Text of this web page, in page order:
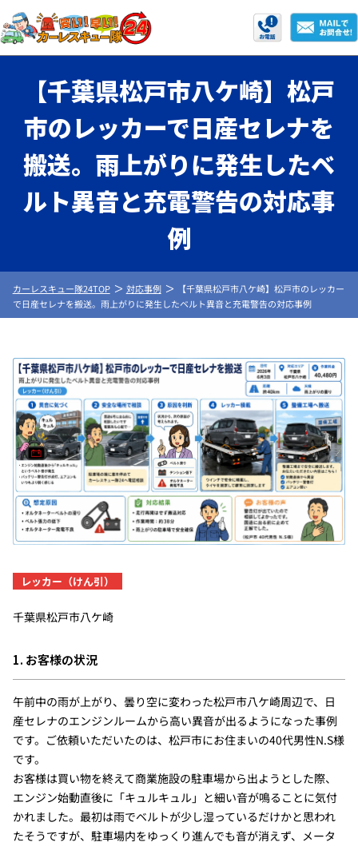
【千葉県松戸市八ケ崎】松戸
市のレッカーで日産セレナを
搬送。雨上がりに発生したベ
ルト異音と充電警告の対応事
例
カーレスキュー隊24TOP 対応事例
【千葉県松戸市八ケ崎】松戸市のレッカー
で日産セレナを搬送。雨上がりに発生したベルト異音と充電警告の対応事例
レッカー（けん引）
千葉県松戸市八ケ崎
1. お客様の状況
午前中の雨が上がり、曇り空に変わった松戸市八ケ崎周辺で、日
産セレナのエンジンルームから高い異音が出るようになった事例
です。ご依頼いただいたのは、松戸市にお住まいの40代男性N.S様
です。
お客様は買い物を終えて商業施設の駐車場から出ようとした際、
エンジン始動直後に「キュルキュル」と細い音が鳴ることに気付
かれました。最初は雨でベルトが少し湿っているだけかと思われ
たそうですが、駐車場内をゆっくり進んでも音が消えず、メータ